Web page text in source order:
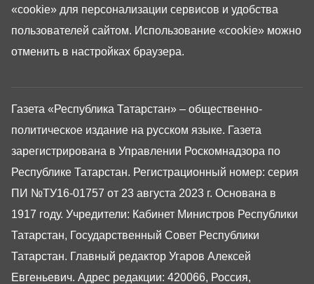
Газета «Республика Татарстан» – общественно-
политическое издание на русском языке. Газета
зарегистрирована в Управлении Роскомнадзора по
Республике Татарстан. Регистрационный номер: серия
ПИ №ТУ16-01757 от 23 августа 2023 г. Основана в
1917 году. Учредители: Кабинет Министров Республики
Татарстан, Государственный Совет Республики
Татарстан. Главный редактор Угаров Алексей
Евгеньевич. Адрес редакции: 420066, Россия,
«cookie» для персонализации сервисов и удобства
пользователей сайтом. Использование «cookie» можно
отменить в настройках браузера.